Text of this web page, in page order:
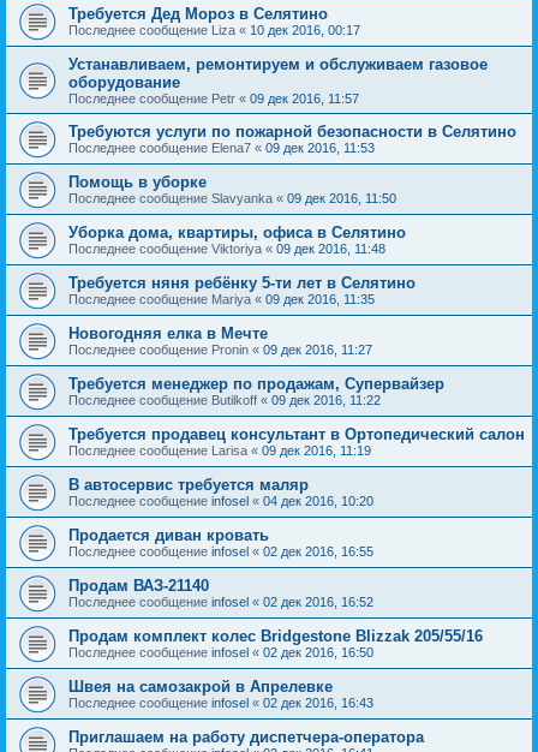
Требуется Дед Мороз в Селятино
Последнее сообщение Liza « 10 дек 2016, 00:17
Устанавливаем, ремонтируем и обслуживаем газовое
оборудование
Последнее сообщение Petr « 09 дек 2016, 11:57
Требуются услуги по пожарной безопасности в Селятино
Последнее сообщение Elena7 « 09 дек 2016, 11:53
Помощь в уборке
Последнее сообщение Slavyanka « 09 дек 2016, 11:50
Уборка дома, квартиры, офиса в Селятино
Последнее сообщение Viktoriya « 09 дек 2016, 11:48
Требуется няня ребёнку 5-ти лет в Селятино
Последнее сообщение Mariya « 09 дек 2016, 11:35
Новогодняя елка в Мечте
Последнее сообщение Pronin « 09 дек 2016, 11:27
Требуется менеджер по продажам, Супервайзер
Последнее сообщение Butilkoff « 09 дек 2016, 11:22
Требуется продавец консультант в Ортопедический салон
Последнее сообщение Larisa « 09 дек 2016, 11:19
В автосервис требуется маляр
Последнее сообщение infosel « 04 дек 2016, 10:20
Продается диван кровать
Последнее сообщение infosel « 02 дек 2016, 16:55
Продам ВАЗ-21140
Последнее сообщение infosel « 02 дек 2016, 16:52
Продам комплект колес Bridgestone Blizzak 205/55/16
Последнее сообщение infosel « 02 дек 2016, 16:50
Швея на самозакрой в Апрелевке
Последнее сообщение infosel « 02 дек 2016, 16:43
Приглашаем на работу диспетчера-оператора